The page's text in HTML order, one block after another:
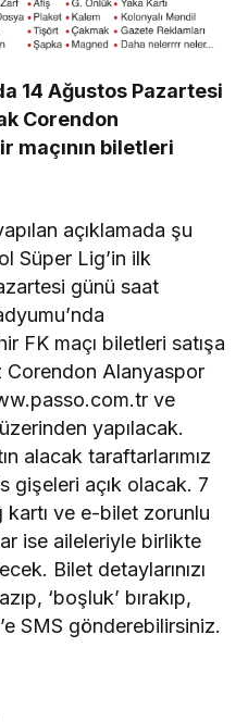
14 Ağustos Pazartesi
Corendon
maçının biletleri
açıklamada şu
Süper Lig’in ilk
günü saat
FK maçı biletleri satışa
Corendon Alanyaspor
ve
yapılacak.
alacak taraftarlarımız
gişeleri açık olacak. 7
ve e-bilet zorunlu
ise aileleriyle birlikte
Bilet detaylarınızı
‘boşluk’ bırakıp,
SMS gönderebilirsiniz.